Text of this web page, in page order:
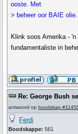
ooste. Met
> beheer oor BAIE
Klink soos Amerika -
fundamentaliste in
Re: George Bush
antwoord op boodskap
Ferdi
Boodskappe: 561